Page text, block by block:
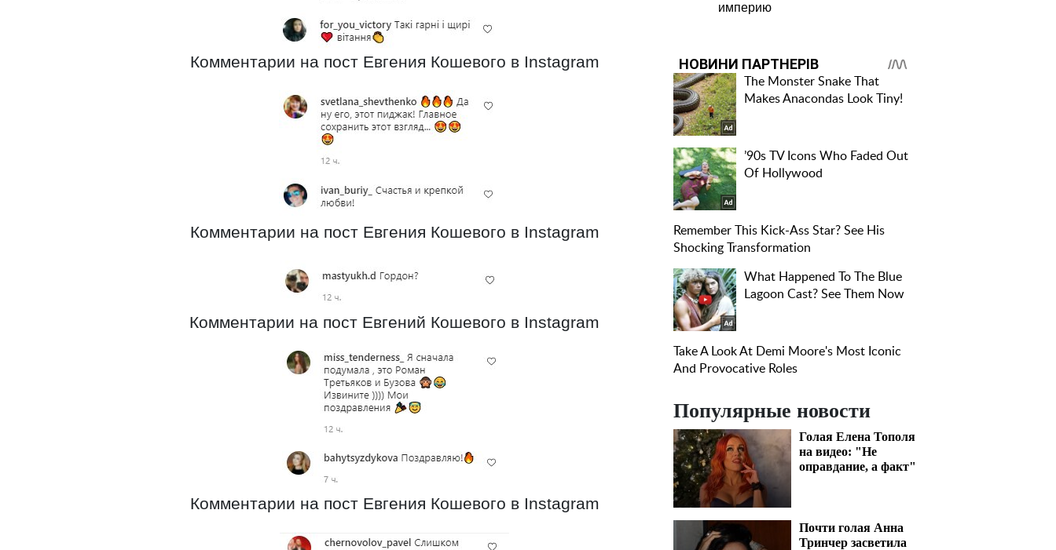
Комментарии на пост Евгения Кошевого в Instagram
Комментарии на пост Евгения Кошевого в Instagram
Комментарии на пост Евгений Кошевого в Instagram
Комментарии на пост Евгения Кошевого в Instagram
империю
Популярные новости
Голая Елена Тополя
на видео: "Не
оправдание, а факт"
Почти голая Анна
Тринчер засветила